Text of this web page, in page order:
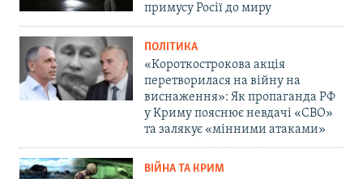
примусу Росії до миру
ПОЛІТИКА
«Короткострокова акція
перетворилася на війну на
виснаження»: Як пропаганда РФ
у Криму пояснює невдачі «СВО»
та залякує «мінними атаками»
ВІЙНА ТА КРИМ